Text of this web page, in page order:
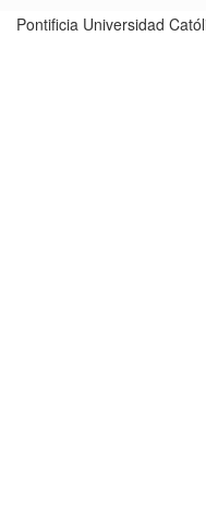
Pontificia Universidad